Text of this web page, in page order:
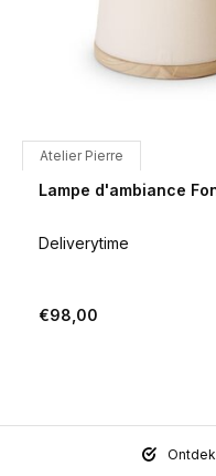
Atelier Pierre
Lampe d'ambiance
Deliverytime
€98,00